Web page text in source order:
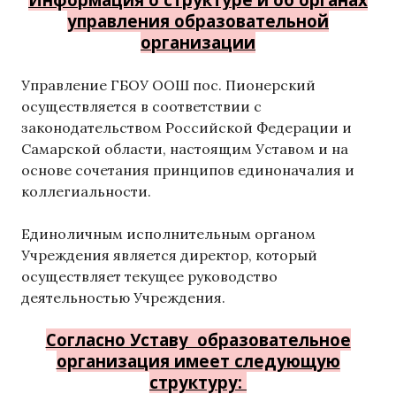
управления образовательной
организации
Управление ГБОУ ООШ пос. Пионерский
осуществляется в соответствии с
законодательством Российской Федерации и
Самарской области, настоящим Уставом и на
основе сочетания принципов единоначалия и
коллегиальности.
Единоличным исполнительным органом
Учреждения является директор, который
осуществляет текущее руководство
деятельностью Учреждения.
Согласно Уставу образовательное
организация имеет следующую
структуру: